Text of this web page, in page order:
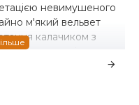
невимушеного
м'який вельвет
калачиком з
оціните
до відпочинку.